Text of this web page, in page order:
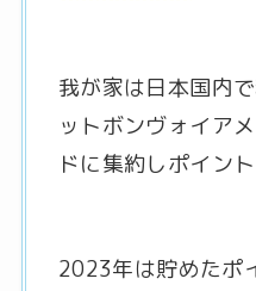
我が家は日本国内
ットボンヴォイア
ドに集約しポイン
2023年は貯めたポ